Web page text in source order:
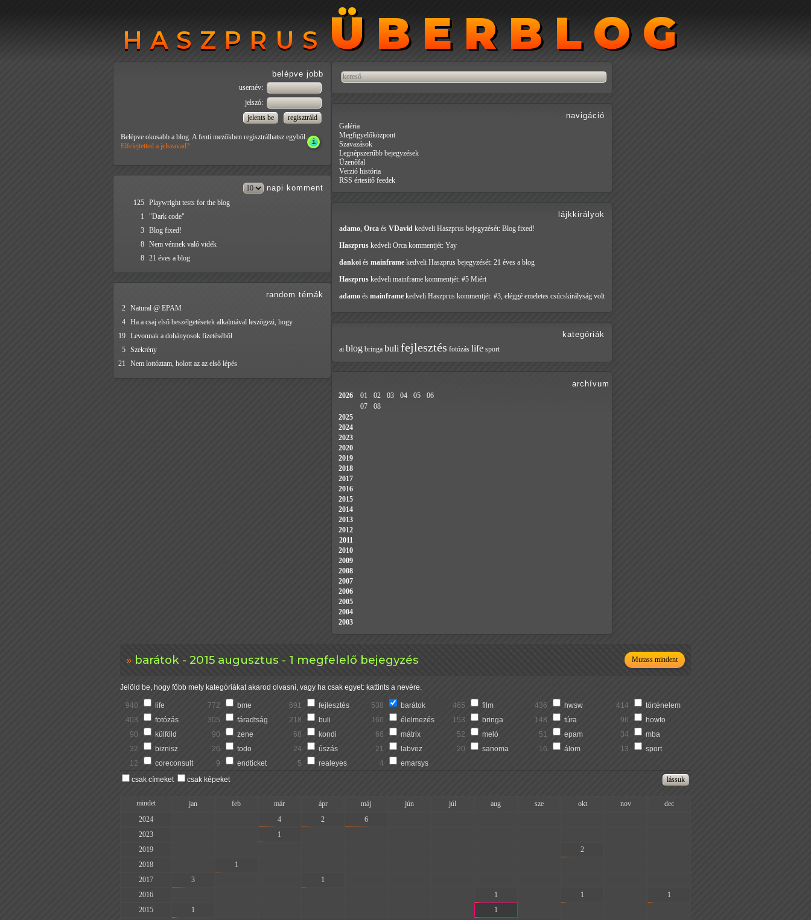
HASZPRUS ÜBERBLOG
HASZPRUS ÜBERBLOG
barátok - 2015 augusztus - 1 megfelelő bejegyzés Mutass mindent
Jelöld be, hogy főbb mely kategóriákat akarod olvasni, vagy ha csak egyet: kattints a nevére.
940 life 772 bme 691 fejlesztés 538 barátok 465 film 436 hwsw 414
történelem
403
fotózás 305 fáradtság 218 buli 160 élelmezés 153 bringa 148 túra 96
howto
90
külföld 90 zene 68 kondi 68 mátrix 52 meló 51 epam 34
mba
32
biznisz 26 todo 24 úszás 21 labvez 20 sanoma 16 álom 13
sport
12
coreconsult 9 endticket 5 realeyes 4
emarsys
csak címeket
csak képeket
mindet jan feb már ápr máj jún júl aug sze okt nov
dec
2024
4 2 6
2023
1
2019
2
2018
1
2017
3 1
2016
1 1
1
2015
1 1
belépve jobb
usernév:
jelszó:
Belépve okosabb a blog. A fenti mezőkben regisztrálhatsz egyből.
Elfelejtetted a jelszavad?
napi komment
125 Playwright tests for the blog
1
"Dark code"
3 Blog fixed!
8 Nem vénnek való vidék
8 21 éves a blog
random témák
2 Natural @ EPAM
4 Ha a csaj első beszélgetésetek alkalmával leszögezi, hogy
19 Levonnak a dohányosok fizetéséből
5 Szekrény
21
Nem lottóztam, holott az az első lépés
navigáció
Galéria
Megfigyelőközpont
Szavazások
Legnépszerűbb bejegyzések
Üzenőfal
Verzió história
RSS értesítő feedek
lájkkirályok
adamo, Orca és VDavid kedveli Haszprus bejegyzését: Blog fixed!
Haszprus kedveli Orca kommentjét: Yay
dankoi és mainframe kedveli Haszprus bejegyzését: 21 éves a blog
Haszprus kedveli mainframe kommentjét: #5 Miért
adamo és mainframe kedveli Haszprus kommentjét: #3, eléggé emeletes csúcskirályság volt
kategóriák
ai blog bringa buli fejlesztés fotózás life sport
archívum
2026 01 02 03 04 05
06
07
08
2025
2024
2023
2020
2019
2018
2017
2016
2015
2014
2013
2012
2011
2010
2009
2008
2007
2006
2005
2004
2003